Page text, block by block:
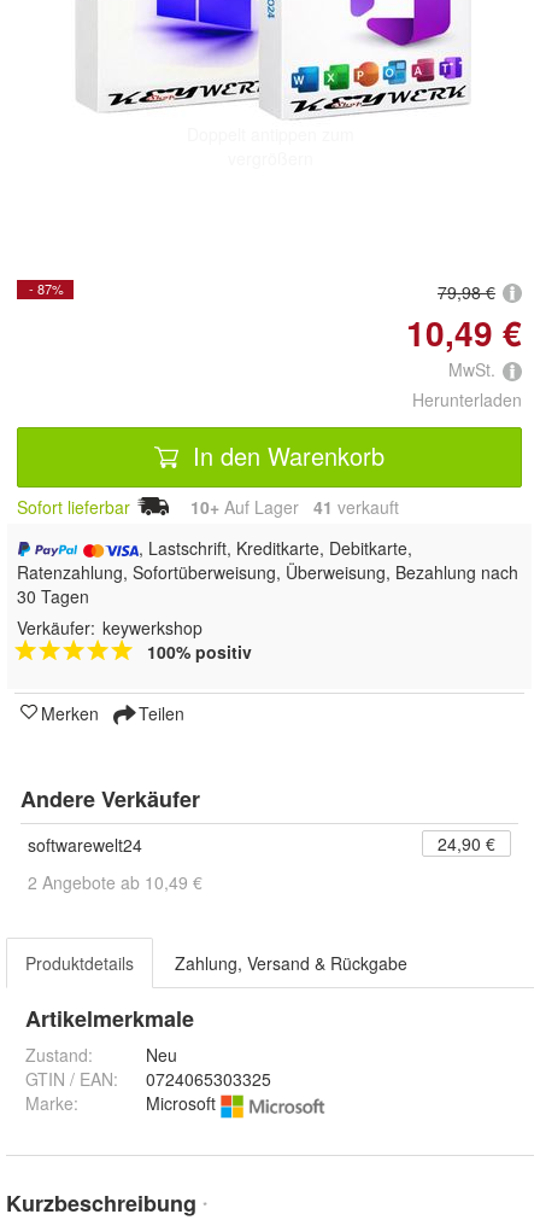
- 87% 79,98 €
10,49 €
MwSt.
Herunterladen
In den Warenkorb
Sofort lieferbar 10+ Auf Lager 41 verkauft
, Lastschrift, Kreditkarte, Debitkarte,
Ratenzahlung, Sofortüberweisung, Überweisung, Bezahlung nach
30 Tagen
Verkäufer: keywerkshop
100% positiv
Merken Teilen
Andere Verkäufer
softwarewelt24
24,90 €
2 Angebote ab 10,49 €
Produktdetails Zahlung, Versand & Rückgabe
Artikelmerkmale
Zustand:
Neu
GTIN / EAN:
0724065303325
Marke:
Microsoft
Kurzbeschreibung *